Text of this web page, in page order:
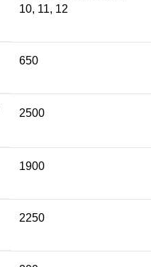
10, 11, 12
650
2500
1900
2250